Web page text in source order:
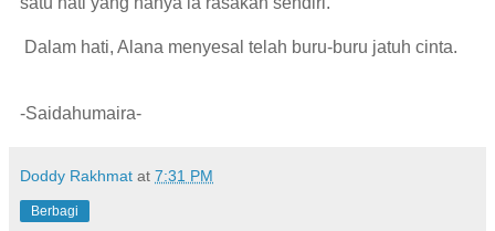
Dalam hati, Alana menyesal telah buru-buru jatuh cinta.
-Saidahumaira-
Doddy Rakhmat at 7:31 PM
Berbagi